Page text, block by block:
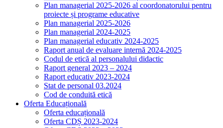
Plan managerial 2025-2026 al coordonatorului pentru
proiecte și programe educative
Plan managerial 2025-2026
Plan managerial 2024-2025
Plan managerial educativ 2024-2025
Raport anual de evaluare internă 2024-2025
Codul de etică al personalului didactic
Raport general 2023 – 2024
Raport educativ 2023-2024
Stat de personal 03.2024
Cod de conduită etică
Oferta Educațională
Oferta educațională
Oferta CDȘ 2023-2024